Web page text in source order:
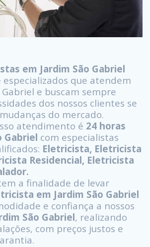
em Jardim São Gabriel
especializados que atendem
Gabriel e buscam sempre
dos nossos clientes se
do mercado.
atendimento é 24 horas
Gabriel com especialistas
Eletricista, Eletricista
Residencial, Eletricista
a finalidade de levar
em Jardim São Gabriel
e confiança a nossos
São Gabriel, realizando
com preços justos e